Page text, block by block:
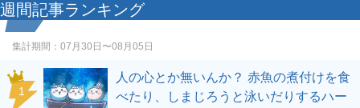
週間記事ランキング
集計期間： 07月30日〜08月05日
1
人の心とか無いんか？ 赤魚の煮付けを食
べたり、しまじろうと泳いだりするハー